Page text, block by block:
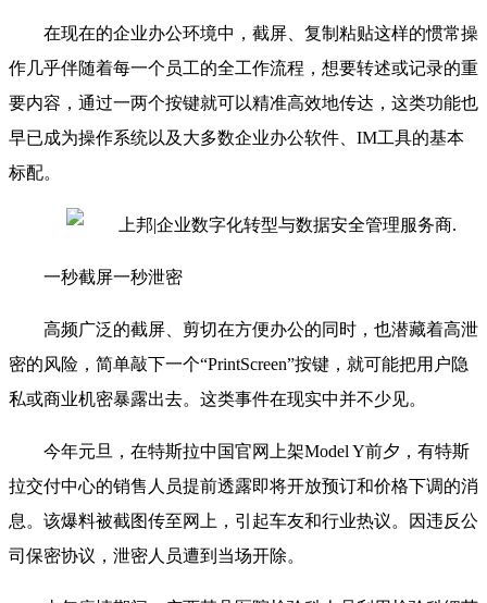
在现在的企业办公环境中，截屏、复制粘贴这样的惯常操
作几乎伴随着每一个员工的全工作流程，想要转述或记录的重
要内容，通过一两个按键就可以精准高效地传达，这类功能也
早已成为操作系统以及大多数企业办公软件、IM工具的基本
标配。
一秒截屏一秒泄密
高频广泛的截屏、剪切在方便办公的同时，也潜藏着高泄
密的风险，简单敲下一个“PrintScreen”按键，就可能把用户隐
私或商业机密暴露出去。这类事件在现实中并不少见。
今年元旦，在特斯拉中国官网上架Model Y前夕，有特斯
拉交付中心的销售人员提前透露即将开放预订和价格下调的消
息。该爆料被截图传至网上，引起车友和行业热议。因违反公
司保密协议，泄密人员遭到当场开除。